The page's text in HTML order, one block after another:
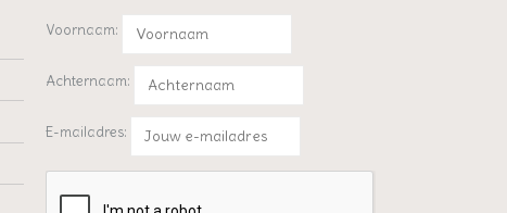
Voornaam:
Achternaam:
E-mailadres: